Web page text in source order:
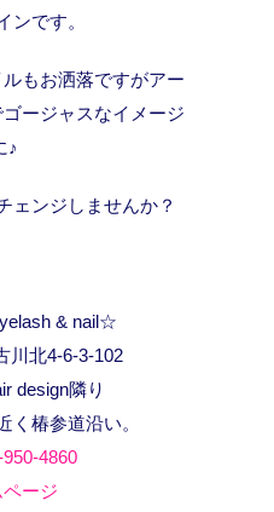
ンです。
もお洒落ですがアー
ージャスなイメージ
♪
ェンジしませんか？
& nail☆
川北4-6-3-102
design隣り
く椿参道沿い。
4860
ージ